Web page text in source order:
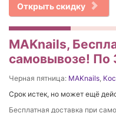
Открыть скидку
MAKnails,
самовывозе! По
Черная пятница: MAKnails
Срок истек, но может ещё
Бесплатная доставка при